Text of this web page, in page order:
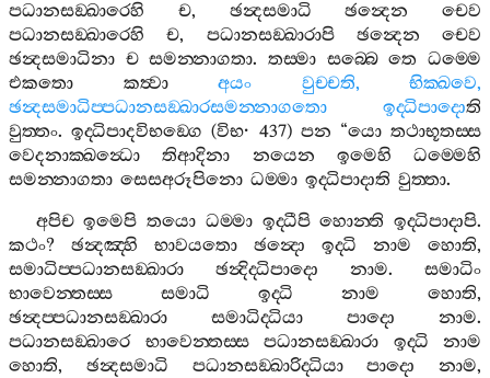
පධානසඞ‍්ඛාරෙහි
ච, ඡන්‍දසමාධි ඡන්‍දෙන
චෙව
පධානසඞ‍්ඛාරෙහි
ච, පධානසඞ‍්ඛාරාපි ඡන්‍දෙන
චෙව
ඡන්‍දසමාධිනා ච සමන‍්නාගතා.තස‍්මා සබ‍්බෙ තෙ ධම‍්මෙ
එකතො
කත්‍වා අයං වුච‍්චති, භික‍්ඛවෙ,
ඡන්‍දසමාධිප‍්පධානසඞ‍්ඛාරසමන‍්නාගතො
ඉද‍්ධිපාදොති
වුත‍්තං.ඉද‍්ධිපාදවිභඞ‍්ගෙ (විභ· 437) පන “යො තථාභූතස‍්ස
වෙදනාක‍්ඛන්‍ධො
තිආදිනා නයෙන ඉමෙහි
ධම‍්මෙහි
සමන‍්නාගතා සෙසඅරූපිනො ධම‍්මා ඉද‍්ධිපාදාති වුත‍්තා.
අපිච ඉමෙපි තයො ධම‍්මා ඉද‍්ධීපි හොන‍්ති ඉද‍්ධිපාදාපි.
කථං? ඡන්‍දඤ‍්හි භාවයතො ඡන්‍දො ඉද‍්ධි නාම හොති,
සමාධිප‍්පධානසඞ‍්ඛාරා
ඡන්‍දිද‍්ධිපාදො නාම. සමාධිං
භාවෙන‍්තස‍්ස
සමාධි ඉද‍්ධි නාම හොති,
ඡන්‍දප‍්පධානසඞ‍්ඛාරා
සමාධිද‍්ධියා පාදො නාම.
පධානසඞ‍්ඛාරෙ
භාවෙන‍්තස‍්ස පධානසඞ‍්ඛාරා ඉද‍්ධි
නාම
හොති, ඡන්‍දසමාධි පධානසඞ‍්ඛාරිද‍්ධියා පාදො නාම,